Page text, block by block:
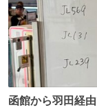
函館から羽田経